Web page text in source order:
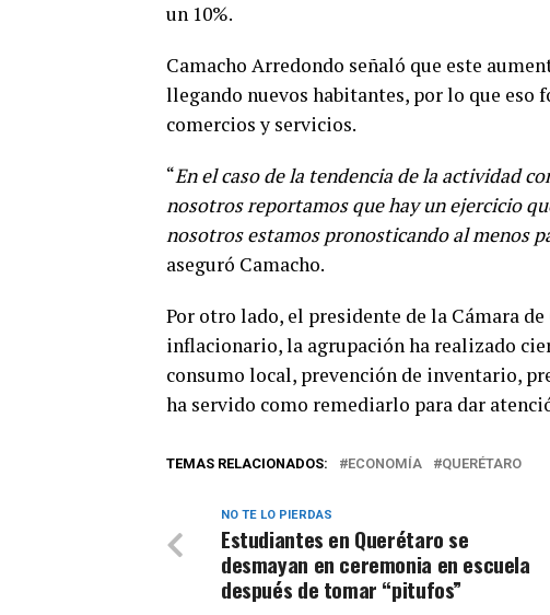
un 10%.
Camacho Arredondo señaló que este
llegando nuevos habitantes, por lo que eso
comercios y servicios.
“En el caso de la tendencia de la actividad
nosotros reportamos que hay un ejercicio
nosotros estamos pronosticando al menos
aseguró Camacho.
Por otro lado, el presidente de la Cámara
inflacionario, la agrupación ha realizado
consumo local, prevención de inventario,
ha servido como remediarlo para dar
TEMAS RELACIONADOS: ECONOMÍA QUERÉTARO
NO TE LO PIERDAS
Estudiantes en Querétaro se
desmayan en ceremonia en escuela
después de tomar “pitufos”